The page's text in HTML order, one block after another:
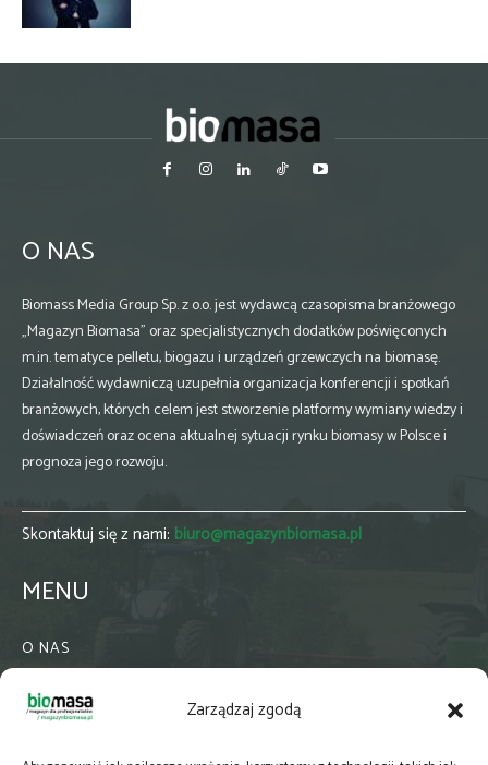
Zarządzaj zgodą
O NAS
Biomass Media Group Sp. z o.o. jest wydawcą czasopisma branżowego
„Magazyn Biomasa” oraz specjalistycznych dodatków poświęconych
m.in. tematyce pelletu, biogazu i urządzeń grzewczych na biomasę.
Działalność wydawniczą uzupełnia organizacja konferencji i spotkań
branżowych, których celem jest stworzenie platformy wymiany wiedzy i
doświadczeń oraz ocena aktualnej sytuacji rynku biomasy w Polsce i
prognoza jego rozwoju.
Skontaktuj się z nami: biuro@magazynbiomasa.pl
MENU
O NAS
WSPÓŁPRACA